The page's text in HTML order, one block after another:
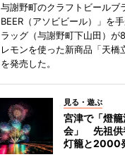
与謝野町のクラフトビールブ
BEER（アソビビール）」を
ラッグ（与謝野町下山田）が
レモンを使った新商品「天橋
を発売した。
見る・遊ぶ
宮津で「燈
会」 先祖供
灯籠と2000